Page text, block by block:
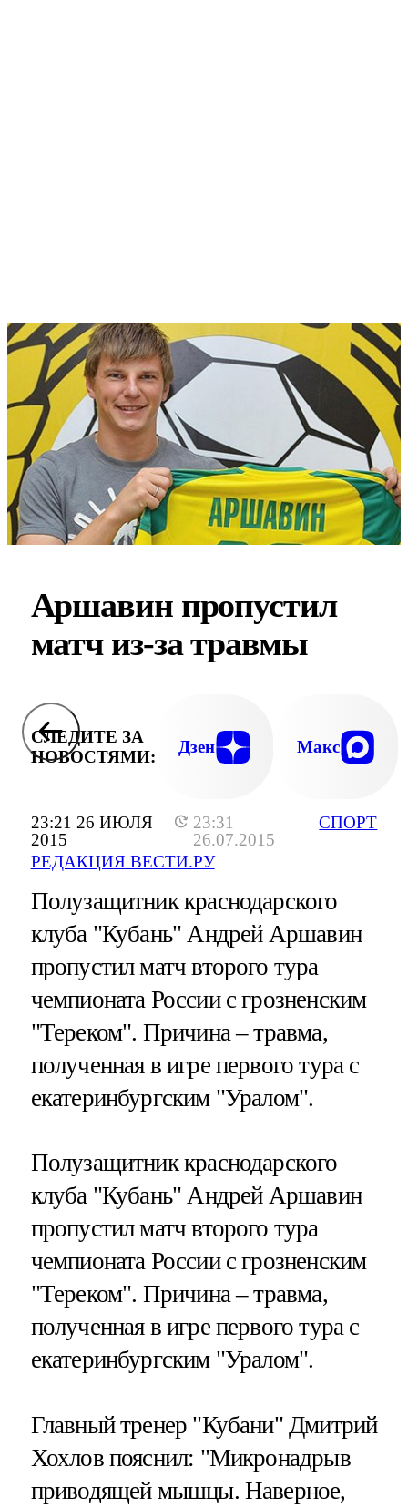
23:21 26 ИЮЛЯ
2015
23:31
26.07.2015
РЕДАКЦИЯ ВЕСТИ.РУ
СПОРТ
Аршавин пропустил
матч из-за травмы
СЛЕДИТЕ ЗА
НОВОСТЯМИ:
Дзен Макс
Полузащитник краснодарского
клуба "Кубань" Андрей Аршавин
пропустил матч второго тура
чемпионата России с грозненским
"Тереком". Причина – травма,
полученная в игре первого тура с
екатеринбургским "Уралом".
Полузащитник краснодарского
клуба "Кубань" Андрей Аршавин
пропустил матч второго тура
чемпионата России с грозненским
"Тереком". Причина – травма,
полученная в игре первого тура с
екатеринбургским "Уралом".
Главный тренер "Кубани" Дмитрий
Хохлов пояснил: "Микронадрыв
приводящей мышцы. Наверное,